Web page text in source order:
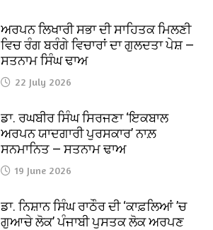
ਅਰਪਨ ਲਿਖਾਰੀ ਸਭਾ ਦੀ ਸਾਹਿਤਕ ਮਿਲਣੀ
ਵਿਚ ਰੰਗ ਬਰੰਗੇ ਵਿਚਾਰਾਂ ਦਾ ਗੁਲਦਤਾ ਪੇਸ਼ —
ਸਤਨਾਮ ਸਿੰਘ ਢਾਅ
22 July 2026
ਡਾ. ਰਘਬੀਰ ਸਿੰਘ ਸਿਰਜਣਾ ‘ਇਕਬਾਲ
ਅਰਪਨ ਯਾਦਗਾਰੀ ਪੁਰਸਕਾਰ’ ਨਾਲ਼
ਸਨਮਾਨਿਤ — ਸਤਨਾਮ ਢਾਅ
19 June 2026
ਡਾ. ਨਿਸ਼ਾਨ ਸਿੰਘ ਰਾਠੌਰ ਦੀ ‘ਕਾਫ਼ਲਿਆਂ ’ਚ
ਗੁਆਚੇ ਲੋਕ’ ਪੰਜਾਬੀ ਪੁਸਤਕ ਲੋਕ ਅਰਪਣ